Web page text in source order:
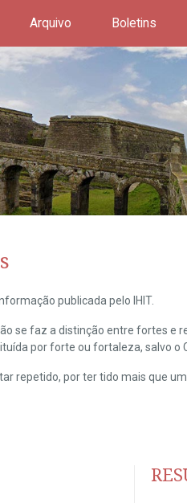
Arquivo Boletins
publicada pelo IHIT.
se faz a distinção entre fortes e
por forte ou fortaleza, salvo o
repetido, por ter tido mais que um